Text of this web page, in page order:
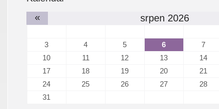
«
srpen 2026
3 4 5 6
7
10
11 12 13
14
17
18 19 20
21
24
25 26 27
28
31